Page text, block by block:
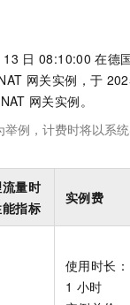
13 日 08:10:00 在德
网关实例，于
NAT 网关实例。
例，计费时将以系
量时
指标
实例费
使用时长：
1 小时